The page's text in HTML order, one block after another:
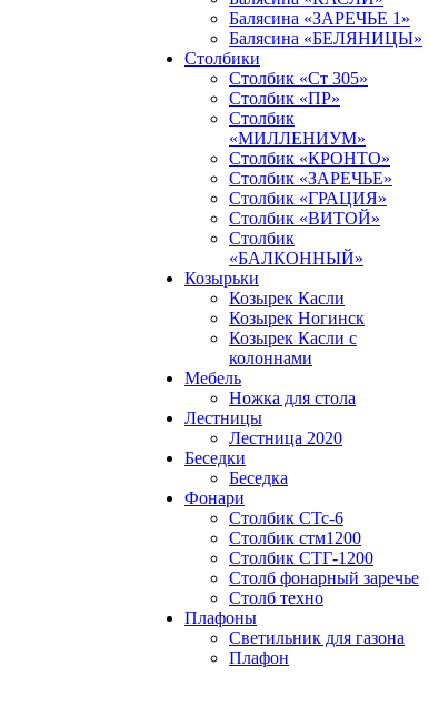
Балясина «ЗАРЕЧЬЕ 1»
Балясина «БЕЛЯНИЦЫ»
Столбики
Столбик «Ст 305»
Столбик «ПР»
Столбик
«МИЛЛЕНИУМ»
Столбик «КРОНТО»
Столбик «ЗАРЕЧЬЕ»
Столбик «ГРАЦИЯ»
Столбик «ВИТОЙ»
Столбик
«БАЛКОННЫЙ»
Козырьки
Козырек Касли
Козырек Ногинск
Козырек Касли с
колоннами
Мебель
Ножка для стола
Лестницы
Лестница 2020
Беседки
Беседка
Фонари
Столбик СТс-6
Столбик стм1200
Столбик СТГ-1200
Столб фонарный заречье
Столб техно
Плафоны
Светильник для газона
Плафон